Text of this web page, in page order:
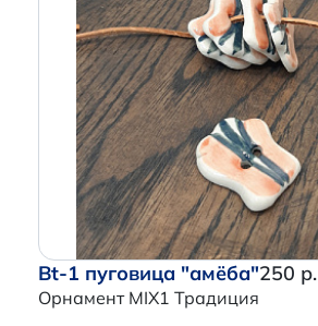
Bt-1 пуговица "амёба"
Орнамент MIX1 Традиция
250 р.